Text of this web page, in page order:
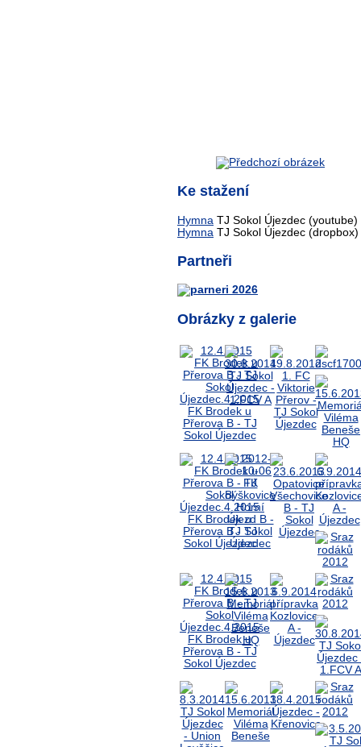
Ke stažení
Hymna TJ Sokol Újezdec (youtube)
Hymna TJ Sokol Újezdec (dropbox)
Partneři
Obrázky z galerie